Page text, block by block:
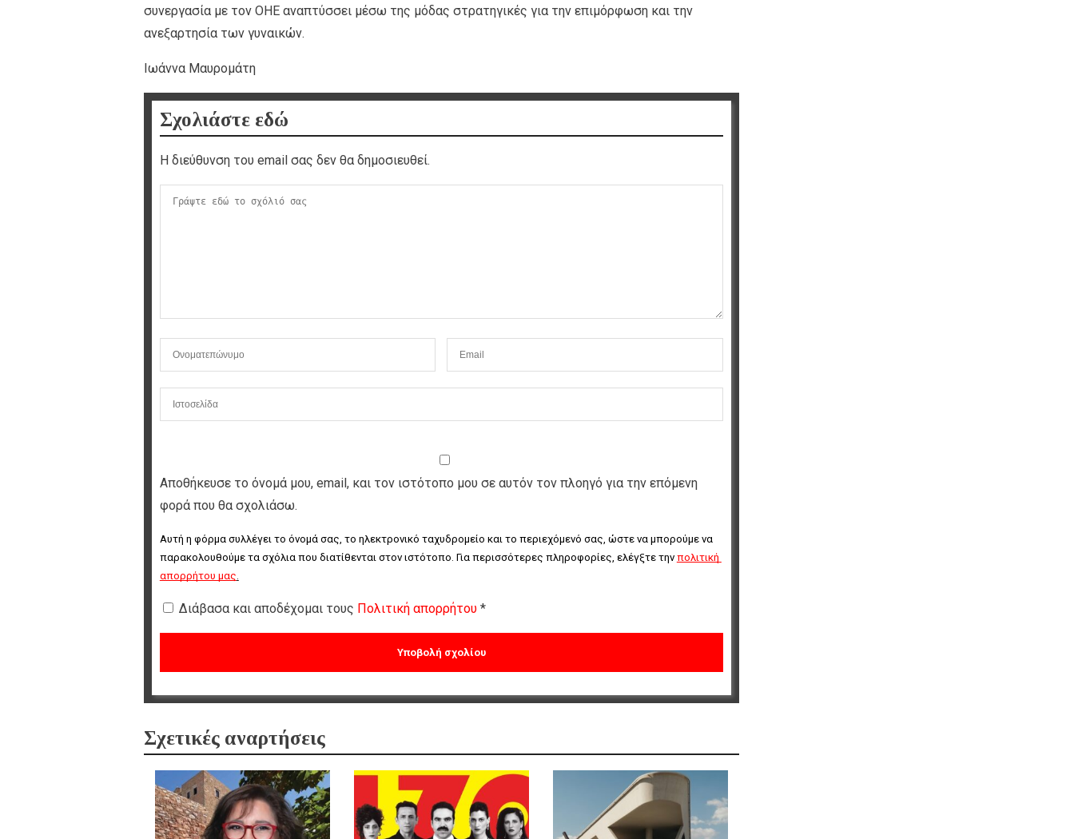
συνεργασία με τον ΟΗΕ αναπτύσσει μέσω της μόδας στρατηγικές για την επιμόρφωση και την
ανεξαρτησία των γυναικών.
Ιωάννα Μαυρομάτη
Σχολιάστε εδώ
Η διεύθυνση του email σας δεν θα δημοσιευθεί.
Αποθήκευσε το όνομά μου, email, και τον ιστότοπο μου σε αυτόν τον πλοηγό για την επόμενη
φορά που θα σχολιάσω.
Αυτή η φόρμα συλλέγει το όνομά σας, το ηλεκτρονικό ταχυδρομείο και το περιεχόμενό σας, ώστε να μπορούμε να
παρακολουθούμε τα σχόλια που διατίθενται στον ιστότοπο. Για περισσότερες πληροφορίες, ελέγξτε την πολιτική
απορρήτου μας.
Διάβασα και αποδέχομαι τους Πολιτική απορρήτου *
Σχετικές αναρτήσεις